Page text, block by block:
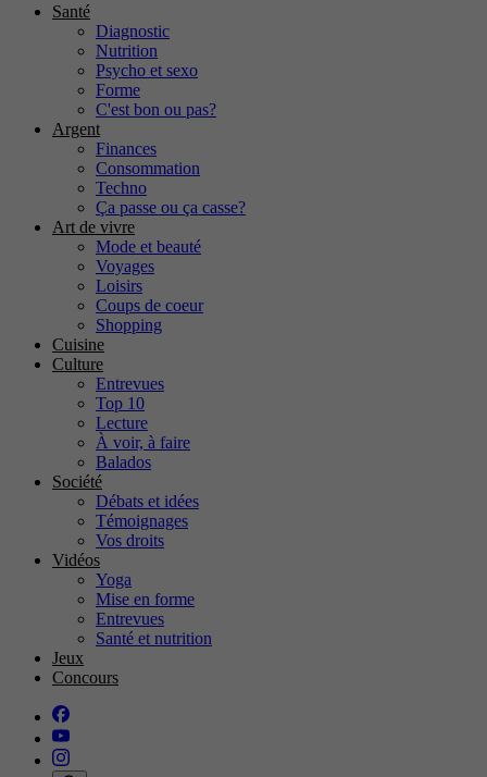
Santé
Diagnostic
Nutrition
Psycho et sexo
Forme
C'est bon ou pas?
Argent
Finances
Consommation
Techno
Ça passe ou ça casse?
Art de vivre
Mode et beauté
Voyages
Loisirs
Coups de coeur
Shopping
Cuisine
Culture
Entrevues
Top 10
Lecture
À voir, à faire
Balados
Société
Débats et idées
Témoignages
Vos droits
Vidéos
Yoga
Mise en forme
Entrevues
Santé et nutrition
Jeux
Concours